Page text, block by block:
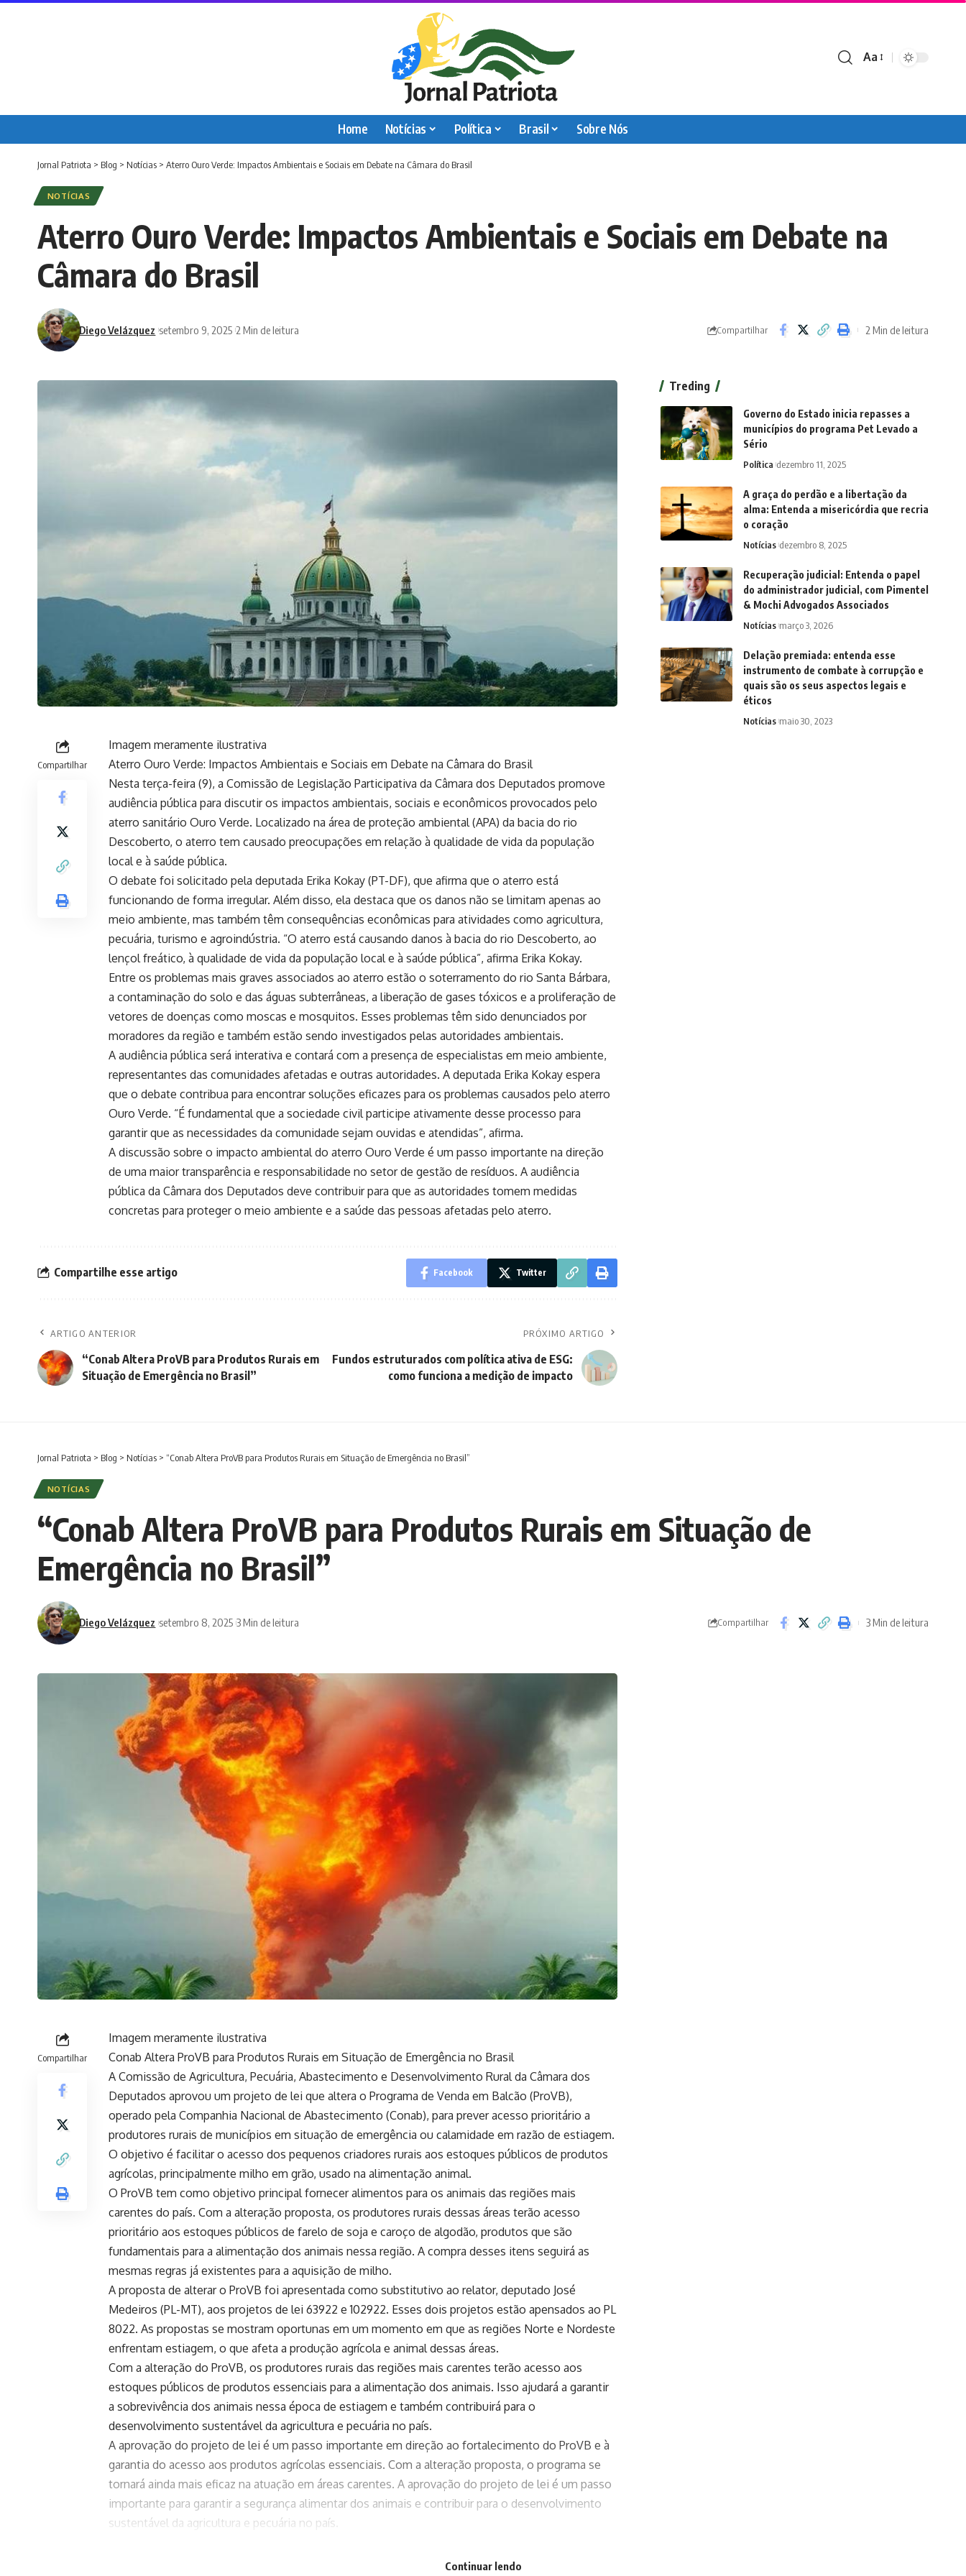
Font
Aa
Home Notícias Política Brasil Sobre Nós
Jornal Patriota > Blog > Notícias > Aterro Ouro Verde: Impactos Ambientais e Sociais em Debate na Câmara do Brasil
NOTÍCIAS
Aterro Ouro Verde: Impactos Ambientais e Sociais em Debate na
Câmara do Brasil
Diego Velázquez setembro 9, 2025 2 Min de leitura Compartilhar 2 Min de leitura
Compartilhar
Imagem meramente ilustrativa
Aterro Ouro Verde: Impactos Ambientais e Sociais em Debate na Câmara do Brasil
Nesta terça-feira (9), a Comissão de Legislação Participativa da Câmara dos Deputados promove
audiência pública para discutir os impactos ambientais, sociais e econômicos provocados pelo
aterro sanitário Ouro Verde. Localizado na área de proteção ambiental (APA) da bacia do rio
Descoberto, o aterro tem causado preocupações em relação à qualidade de vida da população
local e à saúde pública.
O debate foi solicitado pela deputada Erika Kokay (PT-DF), que afirma que o aterro está
funcionando de forma irregular. Além disso, ela destaca que os danos não se limitam apenas ao
meio ambiente, mas também têm consequências econômicas para atividades como agricultura,
pecuária, turismo e agroindústria. “O aterro está causando danos à bacia do rio Descoberto, ao
lençol freático, à qualidade de vida da população local e à saúde pública”, afirma Erika Kokay.
Entre os problemas mais graves associados ao aterro estão o soterramento do rio Santa Bárbara,
a contaminação do solo e das águas subterrâneas, a liberação de gases tóxicos e a proliferação de
vetores de doenças como moscas e mosquitos. Esses problemas têm sido denunciados por
moradores da região e também estão sendo investigados pelas autoridades ambientais.
A audiência pública será interativa e contará com a presença de especialistas em meio ambiente,
representantes das comunidades afetadas e outras autoridades. A deputada Erika Kokay espera
que o debate contribua para encontrar soluções eficazes para os problemas causados pelo aterro
Ouro Verde. “É fundamental que a sociedade civil participe ativamente desse processo para
garantir que as necessidades da comunidade sejam ouvidas e atendidas”, afirma.
A discussão sobre o impacto ambiental do aterro Ouro Verde é um passo importante na direção
de uma maior transparência e responsabilidade no setor de gestão de resíduos. A audiência
pública da Câmara dos Deputados deve contribuir para que as autoridades tomem medidas
concretas para proteger o meio ambiente e a saúde das pessoas afetadas pelo aterro.
Compartilhe esse artigo Facebook Twitter
ARTIGO ANTERIOR
“Conab Altera ProVB para Produtos Rurais em
Situação de Emergência no Brasil”
PRÓXIMO ARTIGO
Fundos estruturados com política ativa de ESG:
como funciona a medição de impacto
Treding
Governo do Estado inicia repasses a
municípios do programa Pet Levado a
Sério
Política dezembro 11, 2025
A graça do perdão e a libertação da
alma: Entenda a misericórdia que recria
o coração
Notícias dezembro 8, 2025
Recuperação judicial: Entenda o papel
do administrador judicial, com Pimentel
& Mochi Advogados Associados
Notícias março 3, 2026
Delação premiada: entenda esse
instrumento de combate à corrupção e
quais são os seus aspectos legais e
éticos
Notícias maio 30, 2023
Jornal Patriota > Blog > Notícias > “Conab Altera ProVB para Produtos Rurais em Situação de Emergência no Brasil”
NOTÍCIAS
“Conab Altera ProVB para Produtos Rurais em Situação de
Emergência no Brasil”
Diego Velázquez setembro 8, 2025 3 Min de leitura Compartilhar 3 Min de leitura
Compartilhar
Imagem meramente ilustrativa
Conab Altera ProVB para Produtos Rurais em Situação de Emergência no Brasil
A Comissão de Agricultura, Pecuária, Abastecimento e Desenvolvimento Rural da Câmara dos
Deputados aprovou um projeto de lei que altera o Programa de Venda em Balcão (ProVB),
operado pela Companhia Nacional de Abastecimento (Conab), para prever acesso prioritário a
produtores rurais de municípios em situação de emergência ou calamidade em razão de estiagem.
O objetivo é facilitar o acesso dos pequenos criadores rurais aos estoques públicos de produtos
agrícolas, principalmente milho em grão, usado na alimentação animal.
O ProVB tem como objetivo principal fornecer alimentos para os animais das regiões mais
carentes do país. Com a alteração proposta, os produtores rurais dessas áreas terão acesso
prioritário aos estoques públicos de farelo de soja e caroço de algodão, produtos que são
fundamentais para a alimentação dos animais nessa região. A compra desses itens seguirá as
mesmas regras já existentes para a aquisição de milho.
A proposta de alterar o ProVB foi apresentada como substitutivo ao relator, deputado José
Medeiros (PL-MT), aos projetos de lei 63922 e 102922. Esses dois projetos estão apensados ao PL
8022. As propostas se mostram oportunas em um momento em que as regiões Norte e Nordeste
enfrentam estiagem, o que afeta a produção agrícola e animal dessas áreas.
Com a alteração do ProVB, os produtores rurais das regiões mais carentes terão acesso aos
estoques públicos de produtos essenciais para a alimentação dos animais. Isso ajudará a garantir
a sobrevivência dos animais nessa época de estiagem e também contribuirá para o
desenvolvimento sustentável da agricultura e pecuária no país.
A aprovação do projeto de lei é um passo importante em direção ao fortalecimento do ProVB e à
garantia do acesso aos produtos agrícolas essenciais. Com a alteração proposta, o programa se
tornará ainda mais eficaz na atuação em áreas carentes. A aprovação do projeto de lei é um passo
importante para garantir a segurança alimentar dos animais e contribuir para o desenvolvimento
sustentável da agricultura e pecuária no país.
Continuar lendo